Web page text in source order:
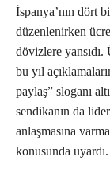
İspanya’nın dört
düzenlenirken
dövizlere
bu yıl
paylaş” sloganı
sendikanın da
anlaşmasına
konusunda uyardı.